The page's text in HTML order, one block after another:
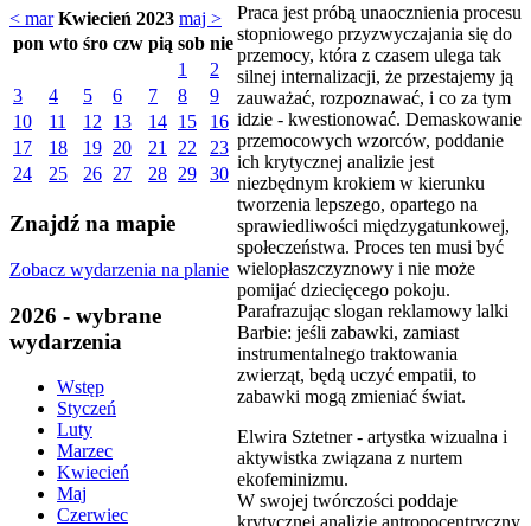
< mar Kwiecień 2023 maj >
pon wto śro czw pią sob nie
1
2
3
4 5 6 7 8
9
10
11 12 13 14 15
16
17
18 19 20 21 22
23
24
25 26 27 28 29 30
Znajdź na mapie
Zobacz wydarzenia na planie
2026 - wybrane
wydarzenia
Wstęp
Styczeń
Luty
Marzec
Kwiecień
Maj
Czerwiec
Praca jest próbą unaocznienia procesu
stopniowego przyzwyczajania się do
przemocy, która z czasem ulega tak
silnej internalizacji, że przestajemy ją
zauważać, rozpoznawać, i co za tym
idzie - kwestionować. Demaskowanie
przemocowych wzorców, poddanie
ich krytycznej analizie jest
niezbędnym krokiem w kierunku
tworzenia lepszego, opartego na
sprawiedliwości międzygatunkowej,
społeczeństwa. Proces ten musi być
wielopłaszczyznowy i nie może
pomijać dziecięcego pokoju.
Parafrazując slogan reklamowy lalki
Barbie: jeśli zabawki, zamiast
instrumentalnego traktowania
zwierząt, będą uczyć empatii, to
zabawki mogą zmieniać świat.
Elwira Sztetner - artystka wizualna i
aktywistka związana z nurtem
ekofeminizmu.
W swojej twórczości poddaje
krytycznej analizie antropocentryczny